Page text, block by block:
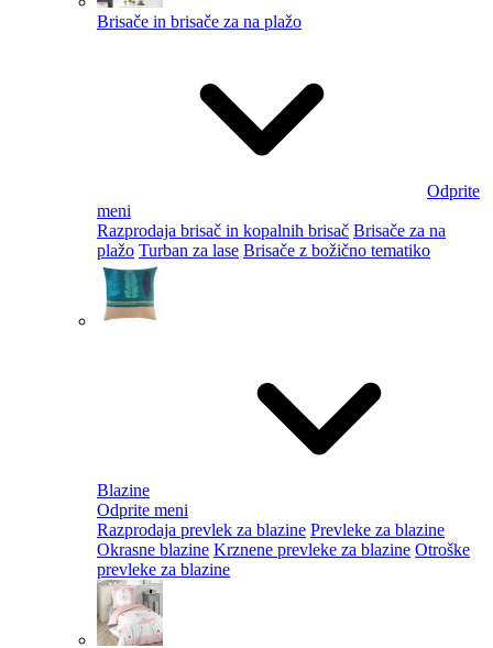
Brisače in brisače za na plažo
Odprite
meni
Razprodaja brisač in kopalnih brisač Brisače za na
plažo Turban za lase Brisače z božično tematiko
Blazine
Odprite meni
Razprodaja prevlek za blazine Prevleke za blazine
Okrasne blazine Krznene prevleke za blazine Otroške
prevleke za blazine